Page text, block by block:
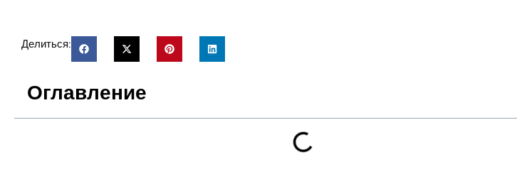
Делиться:
Оглавление